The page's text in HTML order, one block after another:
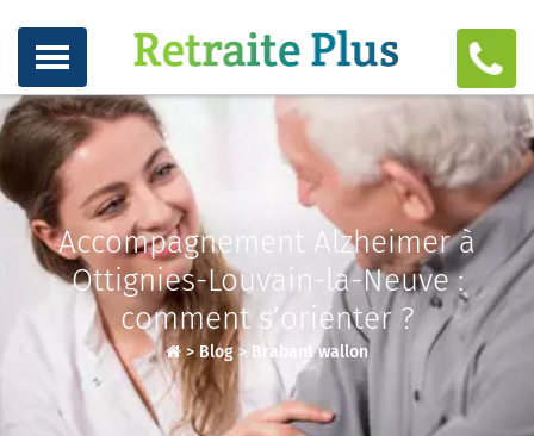
Accompagnement Alzheimer à
Ottignies-Louvain-la-Neuve :
comment s’orienter ?
> Blog> Brabant wallon